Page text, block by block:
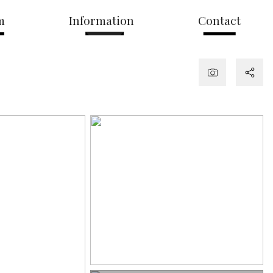
Information Contact